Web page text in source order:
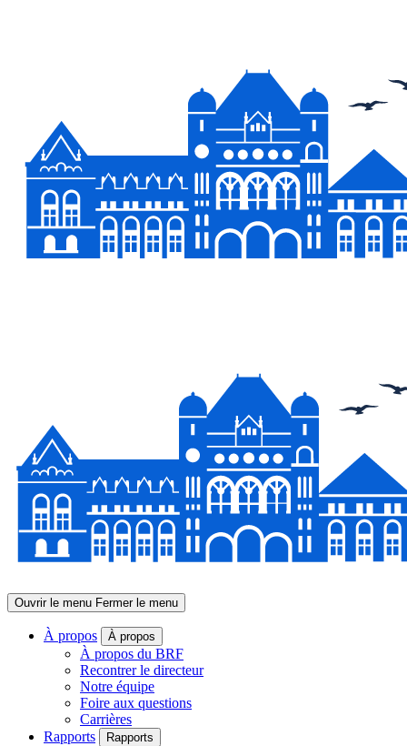
Ouvrir le menu Fermer le menu
À propos À propos
À propos du BRF
Recontrer le directeur
Notre équipe
Foire aux questions
Carrières
Rapports
Rapports